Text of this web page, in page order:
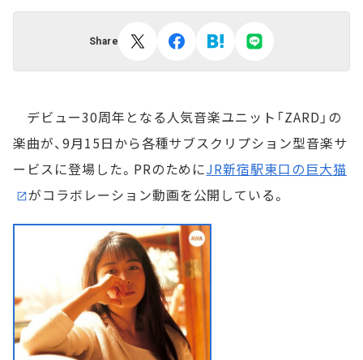
Share
デビュー30周年となる人気音楽ユニット「ZARD」の
楽曲が、9月15日から各種サブスクリプション型音楽サ
ービスに登場した。PRのためにJR新宿駅東口の巨大猫
がコラボレーション動画を公開している。